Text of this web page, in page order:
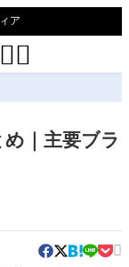
ア

｜主要ブラ
